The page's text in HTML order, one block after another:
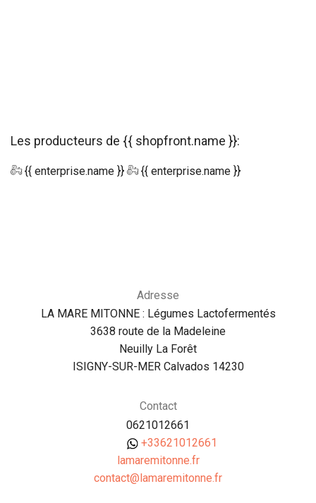
Les producteurs de {{ shopfront.name }}:
{{ enterprise.name }} {{ enterprise.name }}
Adresse
LA MARE MITONNE : Légumes Lactofermentés
3638 route de la Madeleine
Neuilly La Forêt
ISIGNY-SUR-MER Calvados 14230
Contact
0621012661
+33621012661
lamaremitonne.fr
rf.ennotimeramal@tcatnoc